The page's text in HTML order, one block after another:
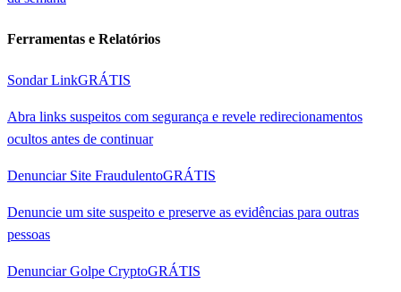
Ferramentas e Relatórios
Sondar LinkGRÁTIS
Abra links suspeitos com segurança e revele redirecionamentos
ocultos antes de continuar
Denunciar Site FraudulentoGRÁTIS
Denuncie um site suspeito e preserve as evidências para outras
pessoas
Denunciar Golpe CryptoGRÁTIS